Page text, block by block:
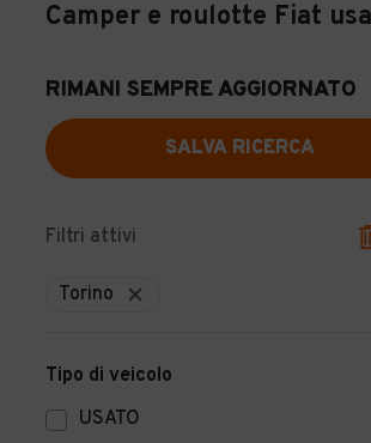
Camper e roulotte Fiat
RIMANI SEMPRE AGGIORNATO
SALVA RICERCA
Filtri attivi
Torino
Tipo di veicolo
USATO